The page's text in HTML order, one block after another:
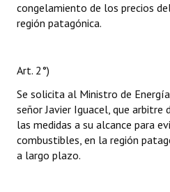
congelamiento de los precios
región patagónica.
Art. 2°)
Se solicita al Ministro de
señor Javier Iguacel, que arbitre
las medidas a su alcance para
combustibles, en la región
a largo plazo.